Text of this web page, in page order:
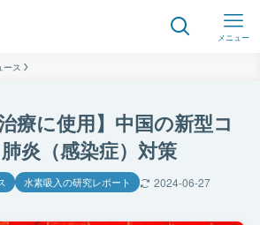
メニュー
ース
療に使用】中国の新型コ
炎（感染症）対策
水素吸入の研究レポート 2024-06-27